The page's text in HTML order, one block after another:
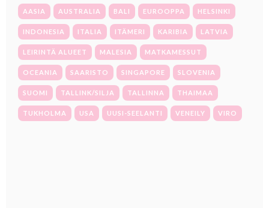
AASIA AUSTRALIA BALI EUROOPPA HELSINKI
INDONESIA ITALIA ITÄMERI KARIBIA LATVIA
LEIRINTÄ ALUEET MALESIA MATKAMESSUT
OCEANIA SAARISTO SINGAPORE SLOVENIA
SUOMI TALLINK/SILJA TALLINNA THAIMAA
TUKHOLMA USA UUSI-SEELANTI VENEILY VIRO